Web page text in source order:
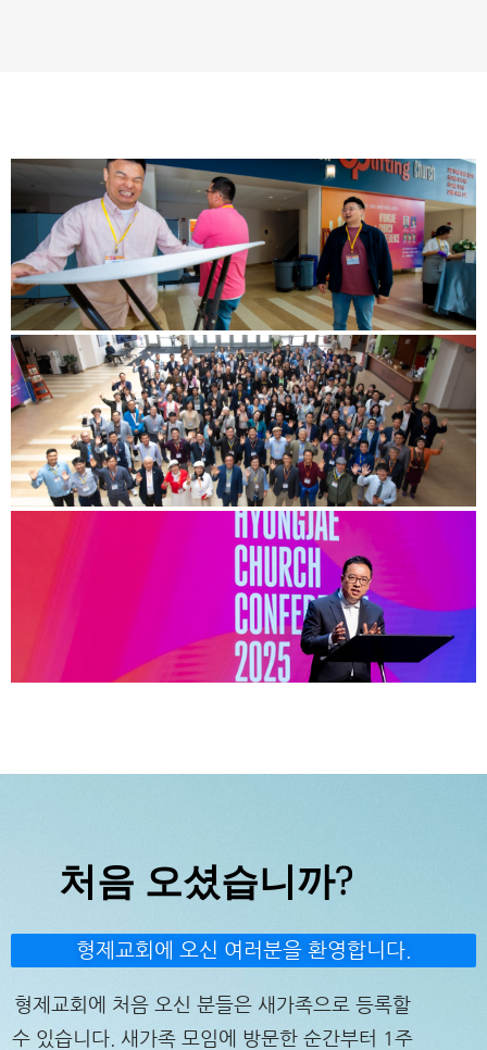
처음 오셨습니까?
형제교회에 오신 여러분을 환영합니다.
형제교회에 처음 오신 분들은 새가족으로 등록할
수 있습니다. 새가족 모임에 방문한 순간부터 1주